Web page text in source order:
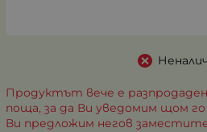
Продуктът вече е
поща, за да Ви уведомим щом
Ви предложим негов